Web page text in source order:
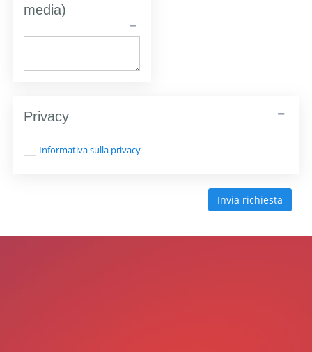
media)
Privacy
Informativa sulla privacy
Invia richiesta